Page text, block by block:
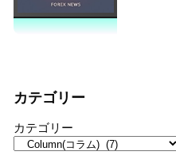
カテゴリー
カテゴリー